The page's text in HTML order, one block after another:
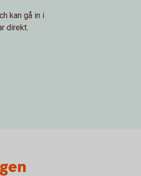
kan gå in i
direkt.